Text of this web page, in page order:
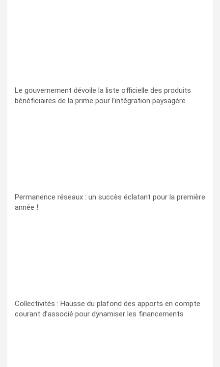
Le gouvernement dévoile la liste officielle des produits
bénéficiaires de la prime pour l’intégration paysagère
Permanence réseaux : un succès éclatant pour la première
année !
Collectivités : Hausse du plafond des apports en compte
courant d’associé pour dynamiser les financements